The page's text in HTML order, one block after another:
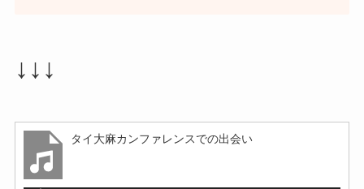
↓↓↓
タイ大麻カンファレンスでの出会い